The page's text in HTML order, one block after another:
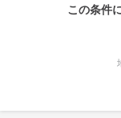
この条件